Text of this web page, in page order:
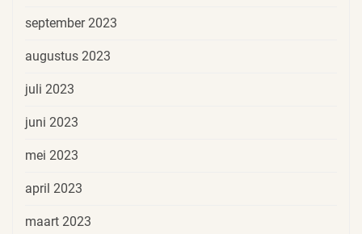
september 2023
augustus 2023
juli 2023
juni 2023
mei 2023
april 2023
maart 2023